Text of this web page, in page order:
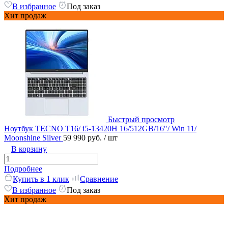
В избранное
Под заказ
Хит продаж
Быстрый просмотр
Ноутбук TECNO T16/ i5-13420H 16/512GB/16"/ Win 11/
Moonshine Silver 59 990 руб. / шт
В корзину
Подробнее
Купить в 1 клик
Сравнение
В избранное
Под заказ
Хит продаж